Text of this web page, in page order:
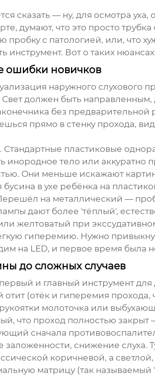
сказать — ну, для осмотра
думают, что это просто
пробку с патологией, или, что
Вот о таких
ошибки новичков
наружного слухового
Свет должен быть
без
прямо в стенку прохода,
пластиковые
инородное тело или
Они меньше искажают
бусина в ухе ребёнка на
на металлический —
дают более 'тёплый',
желтоватый при
гиперемию. Нужно
на LED, и первое время была
до сложных случаев
и главный инструмент
(отёк и гиперемия
молоточка или
что проход полностью
сначала
снижение слуха.
коричневой, а
матрицу (так